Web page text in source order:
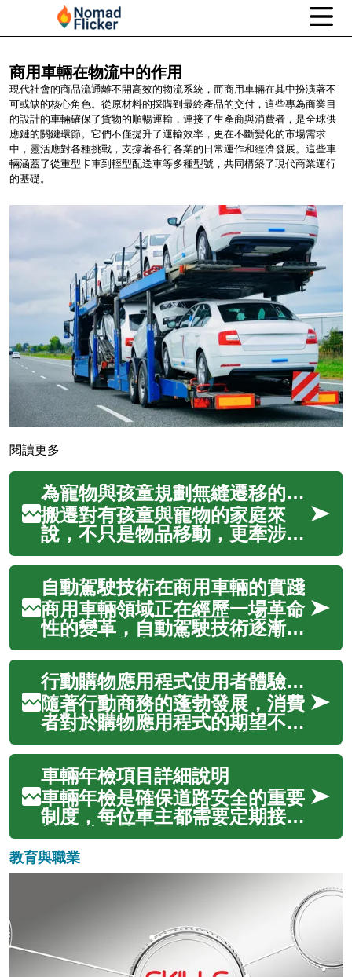
商用車輛在物流中的作用
現代社會的商品流通離不開高效的物流系統，而商用車輛在其中扮演著不
可或缺的核心角色。從原材料的採購到最終產品的交付，這些專為商業目
的設計的車輛確保了貨物的順暢運輸，連接了生產商與消費者，是全球供
應鏈的關鍵環節。它們不僅提升了運輸效率，更在不斷變化的市場需求
中，靈活應對各種挑戰，支撐著各行各業的日常運作和經濟發展。這些車
輛涵蓋了從重型卡車到輕型配送車等多種型號，共同構築了現代商業運行
的基礎。
閱讀更多
為寵物與孩童規劃無縫遷移的實用作法
搬遷對有孩童與寵物的家庭來
說，不只是物品移動，更牽涉安
全、情緒與日常習慣的調整。提
早建立細緻的排程、詳盡的物品
盤點與標示、以及妥善安排打
包、運輸與儲存策略，可以讓全
家在過程中維持穩定感並減少突
發狀況。下文提供分步做法，涵
蓋排程、打包、...
自動駕駛技術在商用車輛的實踐
商用車輛領域正在經歷一場革命
性的變革，自動駕駛技術逐漸從
概念轉化為實際應用。從物流配
送到貨運運輸，這項創新技術正
在重塑整個運輸行業的營運模
式，提升效率並降低成本。隨著
人工智慧和感測器技術的不斷進
步，越來越多的企業開始在實際
營運中部署自...
行動購物應用程式使用者體驗設計要點
隨著行動商務的蓬勃發展，消費
者對於購物應用程式的期望不斷
提升。一個成功的行動購物平台
必須在功能性與易用性之間取得
平衡，同時確保安全性與效率。
從介面設計到付款流程，每個環
節都影響著使用者的購物體驗。
本文將深入探討行動購物應用程
式設計的核...
車輛年檢項目詳細說明
車輛年檢是確保道路安全的重要
制度，每位車主都需要定期接受
檢驗以維持車輛合法上路資格。
年檢涵蓋多個層面的檢查項目，
從基本的機械結構到現代化的電
和其他道路使用者的安全。了解
年檢的具體要求和流程，有助於
車主提前做...
教育與職業